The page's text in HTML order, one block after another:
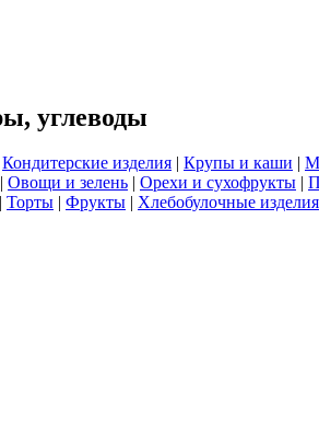
углеводы
Кондитерские изделия | Крупы и каши |
| Овощи и зелень | Орехи и сухофрукты |
| Торты | Фрукты | Хлебобулочные изделия